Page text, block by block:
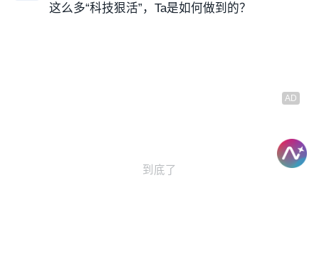
这么多“科技狠活”，Ta是如何做到的？